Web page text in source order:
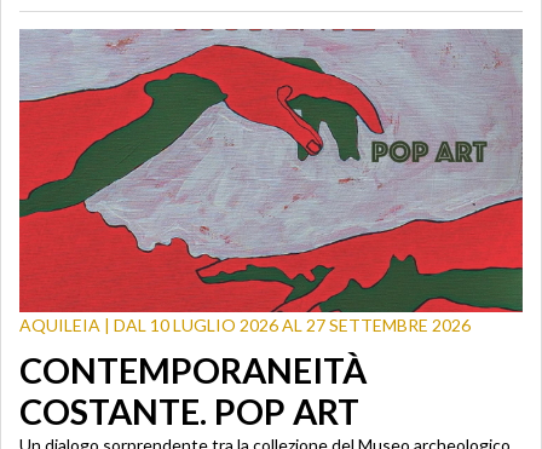
AQUILEIA | DAL 10 LUGLIO 2026 AL 27 SETTEMBRE 2026
CONTEMPORANEITÀ
COSTANTE. POP ART
Un dialogo sorprendente tra la collezione del Museo archeologico